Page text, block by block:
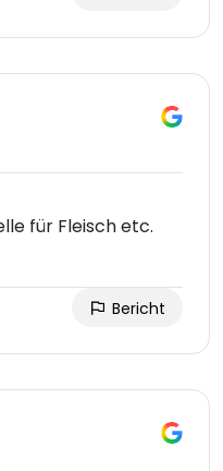
für Fleisch etc.
Bericht